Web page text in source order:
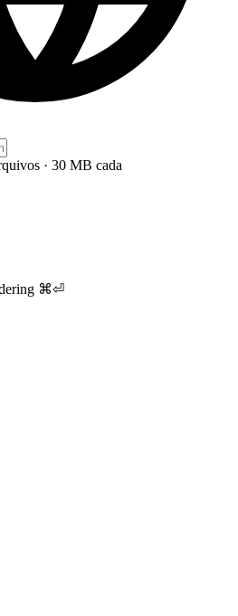
· 30 MB cada
⌘⏎